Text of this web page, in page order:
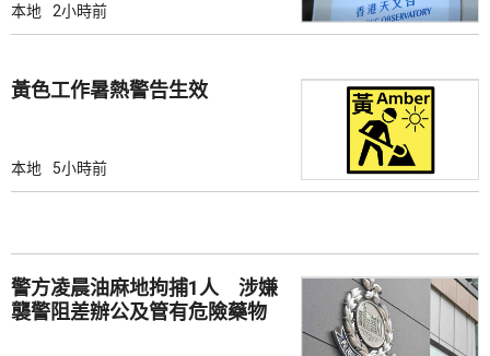
本地 2小時前
黃色工作暑熱警告生效
本地 5小時前
警方凌晨油麻地拘捕1人 涉嫌
襲警阻差辦公及管有危險藥物